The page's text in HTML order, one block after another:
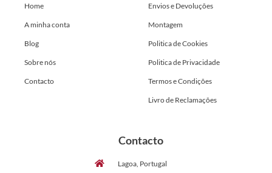
Home
A minha conta
Blog
Sobre nós
Contacto
Envios e Devoluções
Montagem
Politica de Cookies
Politica de Privacidade
Termos e Condições
Livro de Reclamações
Contacto
Lagoa, Portugal